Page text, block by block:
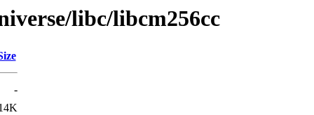
libc/libcm256cc
-